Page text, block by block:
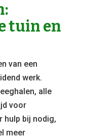
tuin en
van een
werk.
alle
voor
hulp bij nodig,
meer